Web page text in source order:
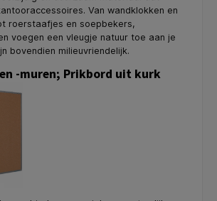
Van wandklokken en
roerstaafjes en soepbekers,
voegen een vleugje natuur toe aan je
bovendien milieuvriendelijk.
-muren; Prikbord uit kurk